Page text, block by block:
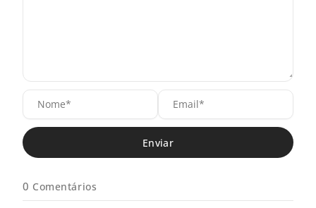
N
o
m
e
*
E
i
0 Comentários